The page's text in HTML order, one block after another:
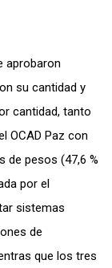
aprobaron
su cantidad y
cantidad, tanto
OCAD Paz con
de pesos (47,6 %
por el
sistemas
de
que los tres